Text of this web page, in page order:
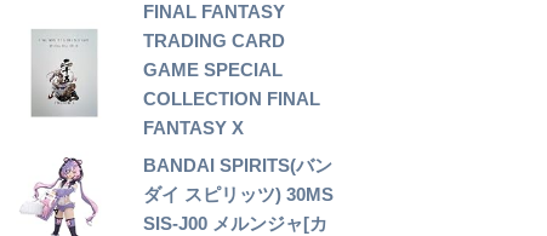
FINAL FANTASY
TRADING CARD
GAME SPECIAL
COLLECTION FINAL
FANTASY X
BANDAI SPIRITS(バン
ダイ スピリッツ) 30MS
SIS-J00 メルンジャ[カ